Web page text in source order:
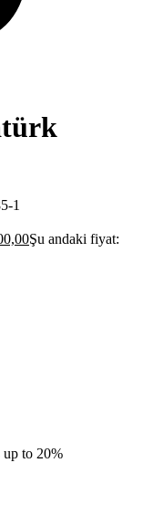
1
Şu andaki fiyat:
up to 20%